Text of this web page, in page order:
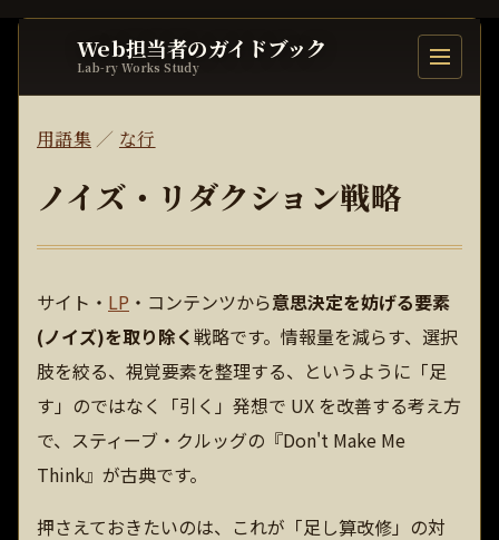
Web担当者のガイドブック
Lab-ry Works Study 目次を開
用語集／ な行
ノイズ・リダクション戦略
サイト・ LP ・コンテンツから意思決定を妨げる要素
(ノイズ)を取り除く戦略です。情報量を減らす、選択
肢を絞る、視覚要素を整理する、というように「足
す」のではなく「引く」発想で UX を改善する考え方
で、スティーブ・クルッグの『Don't Make Me
Think』が古典です。
押さえておきたいのは、これが「足し算改修」の対